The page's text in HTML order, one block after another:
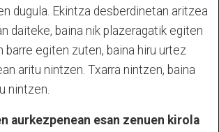
dugula. Ekintza desberdinetan aritzea
daiteke, baina nik plazeragatik egiten
barre egiten zuten, baina hiru urtez
aritu nintzen. Txarra nintzen, baina
nintzen.
aurkezpenean esan zenuen kirola